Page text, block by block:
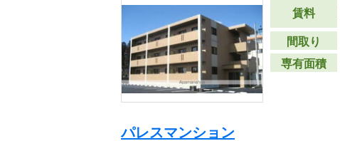
賃料
間取り
専有面積
パレスマンション